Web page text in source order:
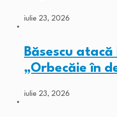
iulie 23, 2026
Băsescu
„Orbecăie în
iulie 23, 2026